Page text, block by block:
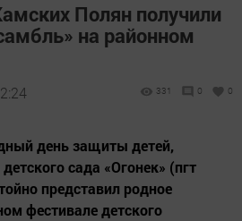
Полян получили
на районном
331 0 0
день защиты детей,
сада «Огонек» (пгт
представил родное
фестивале детского